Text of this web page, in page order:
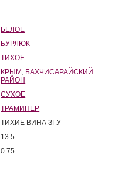
БЕЛОЕ
БУРЛЮК
ТИХОЕ
КРЫМ БАХЧИСАРАЙСКИЙ
РАЙОН
СУХОЕ
ТРАМИНЕР
ТИХИЕ ВИНА ЗГУ
13.5
0.75